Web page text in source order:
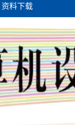
资料下载